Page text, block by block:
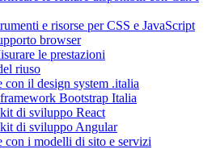
e risorse per CSS e JavaScript
browser
le prestazioni
riuso
con il design system .italia
Bootstrap Italia
di sviluppo React
di sviluppo Angular
con i modelli di sito e servizi